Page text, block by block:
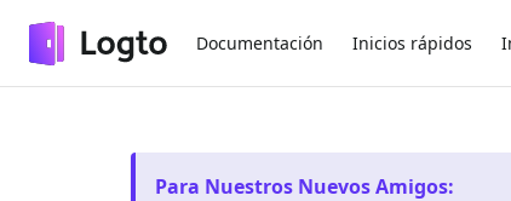
Documentación Inicios rápidos
Para Nuestros Nuevos Amigos: